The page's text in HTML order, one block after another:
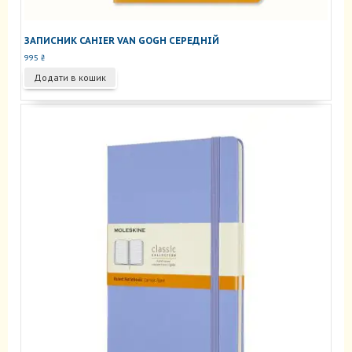
ЗАПИСНИК CAHIER VAN GOGH СЕРЕДНІЙ
995 ₴
Додати в кошик